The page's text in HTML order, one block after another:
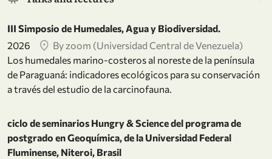
III Simposio de Humedales, Agua y Biodiversidad.
2026
By zoom (Universidad Central de Venezuela)
Los humedales marino-costeros al noreste de la península
de Paraguaná: indicadores ecológicos para su conservación
a través del estudio de la carcinofauna.
ciclo de seminarios Hungry & Science del programa de
postgrado en Geoquímica, de la Universidad Federal
Fluminense, Niteroi, Brasil